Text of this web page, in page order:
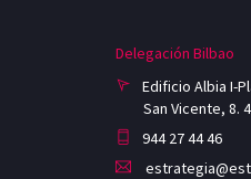
Delegación Bilbao
Edificio Albia I-
San Vicente, 8.
944 27 44 46